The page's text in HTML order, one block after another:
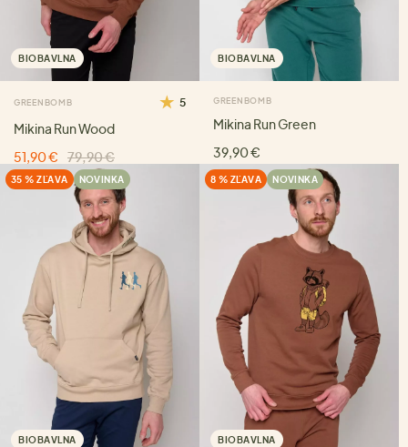
BIOBAVLNA
GREENBOMB 5
Mikina Run Wood
51,90 €
79,90 €
BIOBAVLNA
GREENBOMB
Mikina Run Green
39,90 €
35 % ZĽAVA NOVINKA
BIOBAVLNA
8 % ZĽAVA NOVINKA
BIOBAVLNA